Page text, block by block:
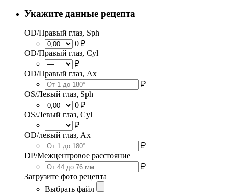
Укажите данные рецепта
OD/Правый глаз, Sph
0 ₽
OD/Правый глаз, Cyl
₽
OD/Правый глаз, Ax
₽
OS/Левый глаз, Sph
0 ₽
OS/Левый глаз, Cyl
₽
OD/левый глаз, Ax
₽
DP/Межцентровое расстояние
₽
Загрузите фото рецепта
Выбрать файл